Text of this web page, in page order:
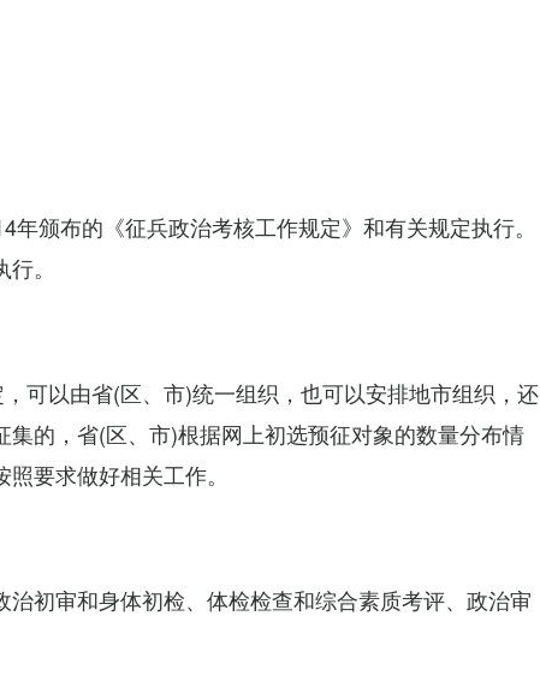
颁布的《征兵政治考核工作规定》和有关规定执行。
。
可以由省(区、市)统一组织，也可以安排地市组织，还
的，省(区、市)根据网上初选预征对象的数量分布情
要求做好相关工作。
初审和身体初检、体检检查和综合素质考评、政治审